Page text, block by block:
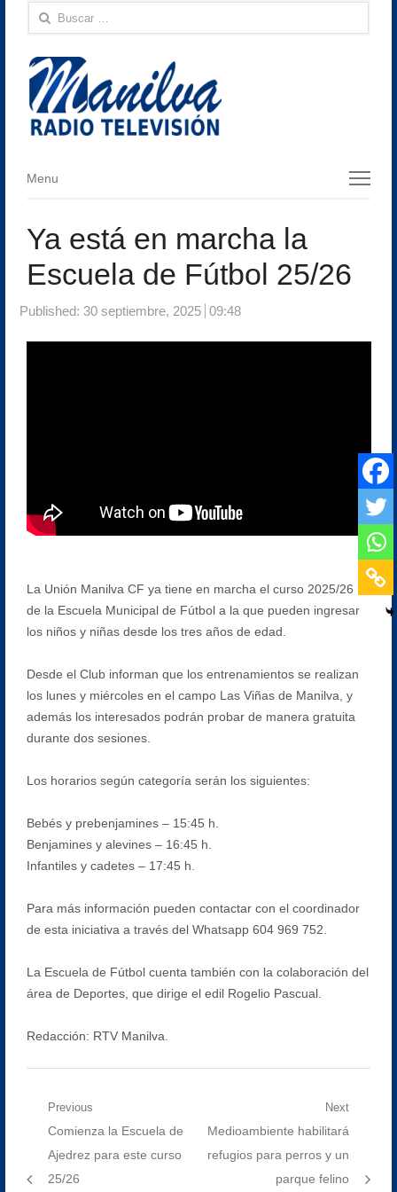
Buscar:
Menu
Menu
Ya está en marcha la
Escuela de Fútbol 25/26
Published: 30 septiembre, 2025 09:48
La Unión Manilva CF ya tiene en marcha el curso 2025/26
de la Escuela Municipal de Fútbol a la que pueden ingresar
los niños y niñas desde los tres años de edad.
Desde el Club informan que los entrenamientos se realizan
los lunes y miércoles en el campo Las Viñas de Manilva, y
además los interesados podrán probar de manera gratuita
durante dos sesiones.
Los horarios según categoría serán los siguientes:
Bebés y prebenjamines – 15:45 h.
Benjamines y alevines – 16:45 h.
Infantiles y cadetes – 17:45 h.
Para más información pueden contactar con el coordinador
de esta iniciativa a través del Whatsapp 604 969 752.
La Escuela de Fútbol cuenta también con la colaboración del
área de Deportes, que dirige el edil Rogelio Pascual.
Redacción: RTV Manilva.
Navegación
entradas
Previous
Previous
post:
Comienza la Escuela de
Ajedrez para este curso
25/26
Next
Next
post:
Medioambiente habilitará
refugios para perros y un
parque felino